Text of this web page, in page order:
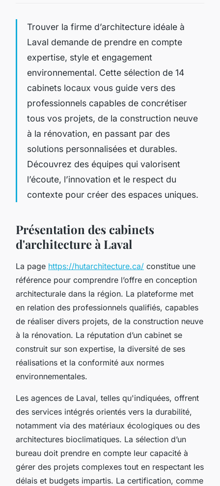
Trouver la firme d’architecture idéale à
Laval demande de prendre en compte
expertise, style et engagement
environnemental. Cette sélection de 14
cabinets locaux vous guide vers des
professionnels capables de concrétiser
tous vos projets, de la construction neuve
à la rénovation, en passant par des
solutions personnalisées et durables.
Découvrez des équipes qui valorisent
l’écoute, l’innovation et le respect du
contexte pour créer des espaces uniques.
Présentation des cabinets
d'architecture à Laval
La page https://hutarchitecture.ca/ constitue une
référence pour comprendre l’offre en conception
architecturale dans la région. La plateforme met
en relation des professionnels qualifiés, capables
de réaliser divers projets, de la construction neuve
à la rénovation. La réputation d’un cabinet se
construit sur son expertise, la diversité de ses
réalisations et la conformité aux normes
environnementales.
Les agences de Laval, telles qu'indiquées, offrent
des services intégrés orientés vers la durabilité,
notamment via des matériaux écologiques ou des
architectures bioclimatiques. La sélection d’un
bureau doit prendre en compte leur capacité à
gérer des projets complexes tout en respectant les
délais et budgets impartis. La certification, comme